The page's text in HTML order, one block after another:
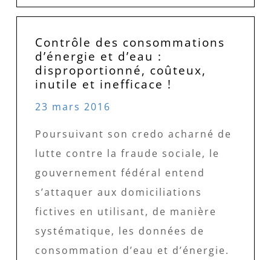
Contrôle des consommations
d’énergie et d’eau :
disproportionné, coûteux,
inutile et inefficace !
23 mars 2016
Poursuivant son credo acharné de
lutte contre la fraude sociale, le
gouvernement fédéral entend
s’attaquer aux domiciliations
fictives en utilisant, de manière
systématique, les données de
consommation d’eau et d’énergie.